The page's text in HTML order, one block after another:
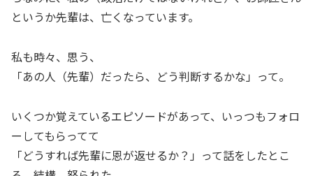
というか先輩は、亡くなっています。
私も時々、思う、
「あの人（先輩）だったら、どう判断するかな」って。
いくつか覚えているエピソードがあって、いっつもフォロ
ーしてもらってて
「どうすれば先輩に恩が返せるか？」って話をしたとこ